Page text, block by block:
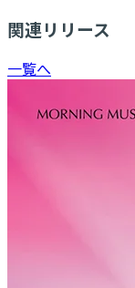
関連リリース
一覧へ